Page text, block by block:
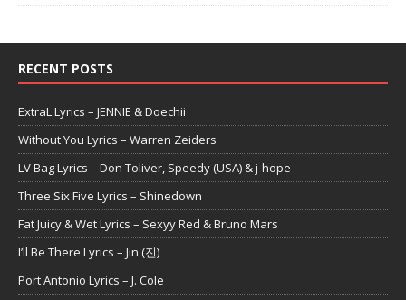
RECENT POSTS
ExtraL Lyrics – JENNIE & Doechii
Without You Lyrics – Warren Zeiders
LV Bag Lyrics – Don Toliver, Speedy (USA) & j-hope
Three Six Five Lyrics – Shinedown
Fat Juicy & Wet Lyrics – Sexyy Red & Bruno Mars
I’ll Be There Lyrics – Jin (진)
Port Antonio Lyrics – J. Cole